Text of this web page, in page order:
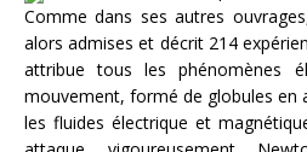
Comme dans ses autres
alors admises et décrit 214
attribue tous les phénomènes
mouvement, formé de globules en
les fluides électrique et